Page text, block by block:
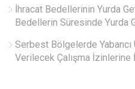
İhracat Bedellerinin Yurda
Bedellerin Süresinde Yurda
Serbest Bölgelerde
Verilecek Çalışma İzinlerine